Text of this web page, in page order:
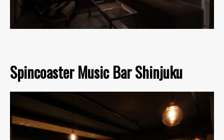
Spincoaster Music Bar Shinjuku